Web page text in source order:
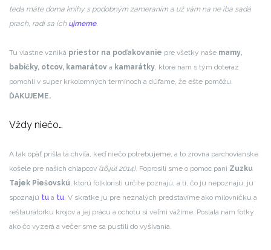
teda máte doma knihy s podobným zameraním a už vám na ne iba sadá
prach, radi sa ich ujmeme.
Tu vlastne vzniká priestor na poďakovanie pre všetky naše mamy,
babičky, otcov, kamarátov a kamarátky , ktoré nám s tým doteraz
pomohli v super krkolomných termínoch a dúfame, že ešte pomôžu.
ĎAKUJEME.
Vždy niečo…
A tak opäť prišla tá chvíľa, keď niečo potrebujeme, a to zrovna parchovianske
košele pre našich chlapcov (16.júl 2014). Poprosili sme o pomoc pani Zuzku
Tajek Piešovskú , ktorú folkloristi určite poznajú, a tí, čo ju nepoznajú, ju
spoznajú tu a tu . V skratke ju pre neznalých predstavíme ako milovníčku a
reštaurátorku krojov a jej prácu a ochotu si veľmi vážime. Poslala nám fotky
ako čo vyzerá a večer sme sa pustili do vyšívania.